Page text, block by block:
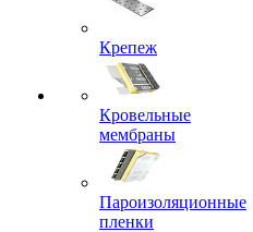
Крепеж
Кровельные
мембраны
Пароизоляционные
пленки